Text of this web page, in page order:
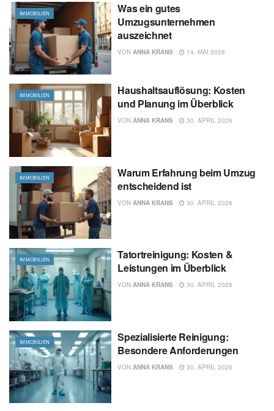
IMMOBILIEN
Was ein gutes
Umzugsunternehmen
auszeichnet
VON ANNA KRANS 14. MAI 2026
IMMOBILIEN
Haushaltsauflösung: Kosten
und Planung im Überblick
VON ANNA KRANS 30. APRIL 2026
IMMOBILIEN
Warum Erfahrung beim Umzug
entscheidend ist
VON ANNA KRANS 30. APRIL 2026
IMMOBILIEN
Tatortreinigung: Kosten &
Leistungen im Überblick
VON ANNA KRANS 30. APRIL 2026
IMMOBILIEN
Spezialisierte Reinigung:
Besondere Anforderungen
VON ANNA KRANS 30. APRIL 2026